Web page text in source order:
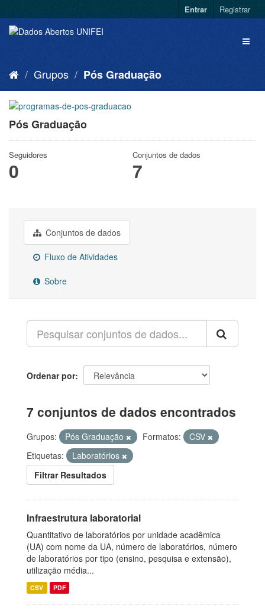
Entrar Registrar
Grupos Pós Graduação
Pós Graduação
Seguidores
0
Conjuntos de dados
7
Conjuntos de dados
Fluxo de Atividades
Sobre
Ordenar por
7 conjuntos de dados encontrados
Grupos: Pós Graduação Formatos:
CSV
Etiquetas:
Laboratórios
Filtrar Resultados
Infraestrutura laboratorial
Quantitativo de laboratórios por unidade acadêmica
(UA) com nome da UA, número de laboratórios, número
de laboratórios por tipo (ensino, pesquisa e extensão),
utilização média...
CSV PDF